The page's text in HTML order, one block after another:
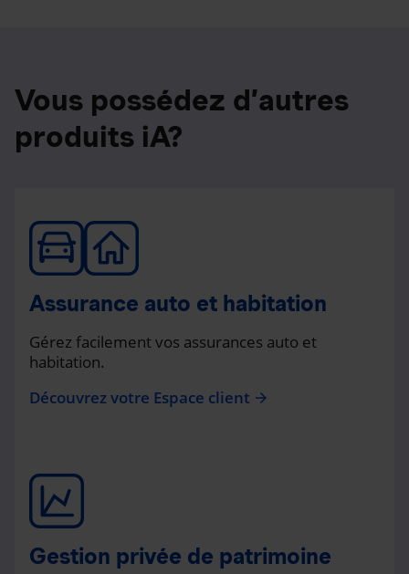
Vous possédez d’autres
produits iA?
Assurance auto et habitation
Gérez facilement vos assurances auto et
habitation.
Découvrez votre Espace client arrow_forward
Gestion privée de patrimoine